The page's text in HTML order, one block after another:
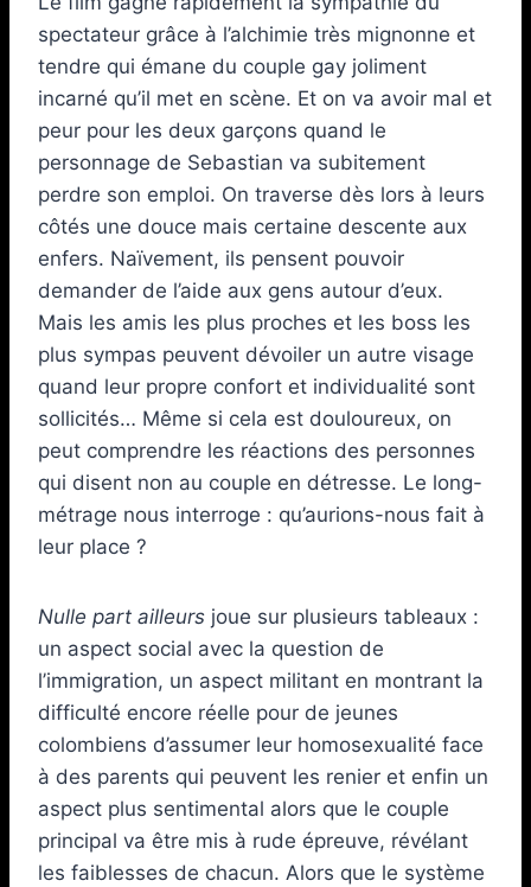
spectateur grâce à l’alchimie très mignonne et
tendre qui émane du couple gay joliment
incarné qu’il met en scène. Et on va avoir mal et
peur pour les deux garçons quand le
personnage de Sebastian va subitement
perdre son emploi. On traverse dès lors à leurs
côtés une douce mais certaine descente aux
enfers. Naïvement, ils pensent pouvoir
demander de l’aide aux gens autour d’eux.
Mais les amis les plus proches et les boss les
plus sympas peuvent dévoiler un autre visage
quand leur propre confort et individualité sont
sollicités… Même si cela est douloureux, on
peut comprendre les réactions des personnes
qui disent non au couple en détresse. Le long-
métrage nous interroge : qu’aurions-nous fait à
leur place ?
Nulle part ailleurs joue sur plusieurs tableaux :
un aspect social avec la question de
l’immigration, un aspect militant en montrant la
difficulté encore réelle pour de jeunes
colombiens d’assumer leur homosexualité face
à des parents qui peuvent les renier et enfin un
aspect plus sentimental alors que le couple
principal va être mis à rude épreuve, révélant
les faiblesses de chacun. Alors que le système